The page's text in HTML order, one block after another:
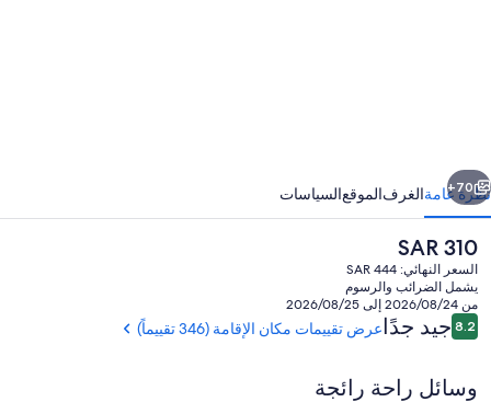
التالي
70+
نظرة عامةالغرفالموقعالسياسات
السعر
الحالي
هو
SAR
310
SAR 310
السعر النهائي: SAR 444
يشمل الضرائب والرسوم
من 2026/08/24 إلى 2026/08/25
التقييمات
8.28.2 من 10جيد جدًاعرض تقييمات مكان الإقامة (346 تقييماً)
وسائل راحة رائجة